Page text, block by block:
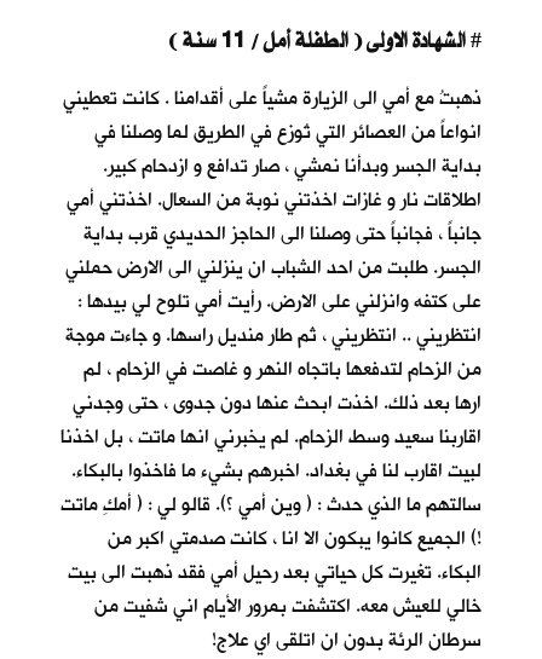
#
ذهبتُ مع أمي الى الزيارة مشياً على أقدامنا . كانت تعطيني
انواعاً من العصائر التي تُوزع في الطريق لما وصلنا في
بداية الجسر وبدأنا نمشي ، صار تدافع و ازدحام كبير.
اطلاقات نار و غازات اخذتني نوبة من السعال. اخذتني أمي
جانباً ، فجانباً حتى وصلنا الى الحاجز الحديدي قرب بداية
الجسر. طلبت من احد الشباب ان ينزلني الى الارض حملني
على كتفه وانزلني على الارض. رأيت أمي تلوح لي بيدها :
انتظريني .. انتظريني ، ثم طار منديل راسها. و جاءت موجة
من الزحام لتدفعها باتجاه النهر و غاصت في الزحام ، لم
ارها بعد ذلك. اخذت ابحث عنها دون جدوى ، حتى وجدني
اقاربنا سعيد وسط الزحام. لم يخبرني انها ماتت ، بل اخذنا
لبيت اقارب لنا في بغداد. اخبرهم بشيء ما فاخذوا بالبكاء.
سالتهم ما الذي حدث : ( وين أمي ؟). قالو لي : ( أمكِ ماتت
!) الجميع كانوا يبكون الا انا ، كانت صدمتي اكبر من
البكاء. تغيرت كل حياتي بعد رحيل أمي فقد ذهبت الى بيت
خالي للعيش معه. اكتشفت بمرور الأيام اني شفيت من
سرطان الرئة بدون ان اتلقى اي علاج!